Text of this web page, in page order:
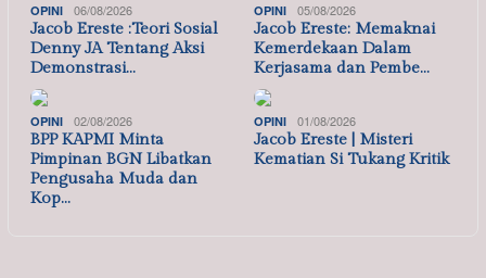
OPINI 06/08/2026
Jacob Ereste :Teori Sosial
Denny JA Tentang Aksi
Demonstrasi…
OPINI 05/08/2026
Jacob Ereste: Memaknai
Kemerdekaan Dalam
Kerjasama dan Pembe…
OPINI 02/08/2026
BPP KAPMI Minta
Pimpinan BGN Libatkan
Pengusaha Muda dan
Kop…
OPINI 01/08/2026
Jacob Ereste | Misteri
Kematian Si Tukang Kritik